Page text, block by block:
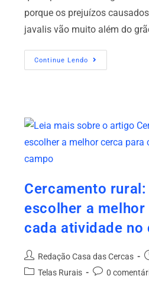
porque os prejuízos
javalis vão muito além do
Continue Lendo
Cercamento
escolher a
cada atividade no
Redação Casa das Cercas
Telas Rurais
0